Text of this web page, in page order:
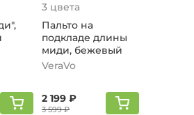
3 цвета
Пальто на
подкладе длины
миди, бежевый
VeraVo
2 199 ₽
3 599 ₽